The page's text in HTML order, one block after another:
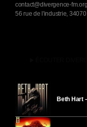
contact@divergence-fm.org
56 rue de l'industrie,
Beth Hart